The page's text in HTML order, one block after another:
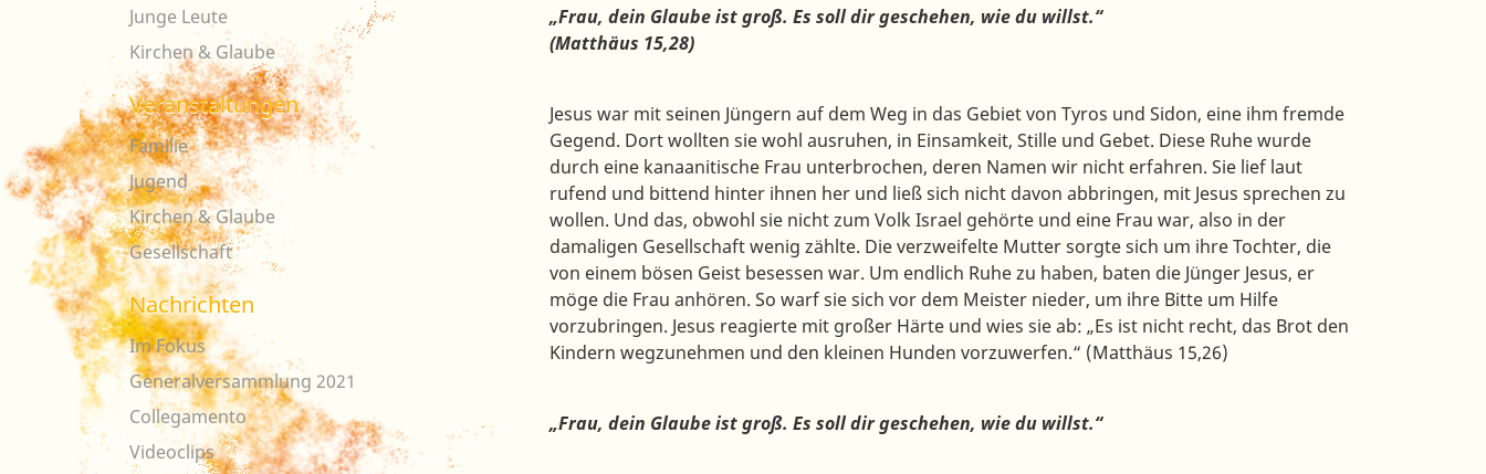
„Frau, dein Glaube ist groß. Es soll dir geschehen, wie du willst.“
(Matthäus 15,28)
Jesus war mit seinen Jüngern auf dem Weg in das Gebiet von Tyros und Sidon, eine ihm fremde
Gegend. Dort wollten sie wohl ausruhen, in Einsamkeit, Stille und Gebet. Diese Ruhe wurde
durch eine kanaanitische Frau unterbrochen, deren Namen wir nicht erfahren. Sie lief laut
rufend und bittend hinter ihnen her und ließ sich nicht davon abbringen, mit Jesus sprechen zu
wollen. Und das, obwohl sie nicht zum Volk Israel gehörte und eine Frau war, also in der
damaligen Gesellschaft wenig zählte. Die verzweifelte Mutter sorgte sich um ihre Tochter, die
von einem bösen Geist besessen war. Um endlich Ruhe zu haben, baten die Jünger Jesus, er
möge die Frau anhören. So warf sie sich vor dem Meister nieder, um ihre Bitte um Hilfe
vorzubringen. Jesus reagierte mit großer Härte und wies sie ab: „Es ist nicht recht, das Brot den
Kindern wegzunehmen und den kleinen Hunden vorzuwerfen.“ (Matthäus 15,26)
„Frau, dein Glaube ist groß. Es soll dir geschehen, wie du willst.“
Junge Leute
Kirchen & Glaube
Veranstaltungen
Familie
Jugend
Kirchen & Glaube
Gesellschaft
Nachrichten
Im Fokus
Generalversammlung 2021
Collegamento
Videoclips